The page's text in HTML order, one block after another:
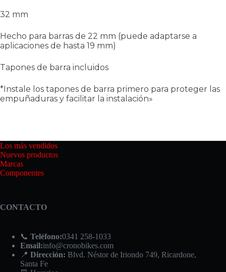
32 mm
Hecho para barras de 22 mm (puede adaptarse a
aplicaciones de hasta 19 mm)
Tapones de barra incluidos
*Instale los tapones de barra primero para proteger las
empuñaduras y facilitar la instalación»
Los más vendidos
Nuevos productos
Marcas
Componentes
CONTACTO
📞 Teléfono:0341 258-1033
Email:info@cronobikes.com
📍 Dirección: Blvd. Néstor de Iriondo 749, Ricardone,
Santa Fe